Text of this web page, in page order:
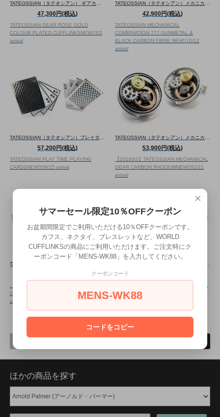
TATEOSSIAN（タテオシアン） ギアカフス（ローズゴールド）（カフスボタン/カフリンクス） - ブランド
47,300円(税込)
TATEOSSIAN GEAR ROSE GOLD
COLOUR PLATED CUFFLINKSNEW!!3/2
arrival
TATEOSSIAN（タテオシアン）メカニカルコンビネーション777カフス（ガンメタル、ブラックカーボン）（カフスボタン/カフリンクス） - ブランド
42,900円(税込)
TATEOSSIAN MECHANICAL
COMBINATION 777 GUNMETAL &
BLACK CARBON FIBRE NEW!!10/12
arrival
TATEOSSIAN（タテオシアン）プレイタイム トランプカフス（カフスボタン/カフリンクス） - ブランド
57,200円(税込)
TATEOSSIAN PLAY TIME PLAYING
CARDSNEW!!09/15 arrival
TATEOSSIAN（タテオシアン）メカニカル ギアカーボンカフス（ロジウム）（カフスボタン/カフリンクス） - ブランド
53,900円(税込)
【2018SS】TATEOSSIAN MECHANICAL
GEAR CARBON RHODIUMNEW!!02/21
arrival
GEAR CARBON GUNMETAL
NEW!!02/21
arrival
TATEOSSIAN（タテオシアン）メカニカル ギアカーボンカフス（ローズゴールド）（カフスボタン/カフリンクス） - ブランド
【2018SS】TATEOSSIAN MECHANICAL
GEAR CARBON ROSE
ほかの商品を探す
×
サマーセール限定10％OFFクーポン
お盆期間限定でご利用いただける10％OFFクーポンです。
カフス、ネクタイ、ブレスレットなど、WORLD
CUFFLINKSの商品にご利用いただけます。ご注文時にク
ーポンコード「MENS-WK88」を入力してください。
クーポンコード
MENS-WK88
コードをコピー